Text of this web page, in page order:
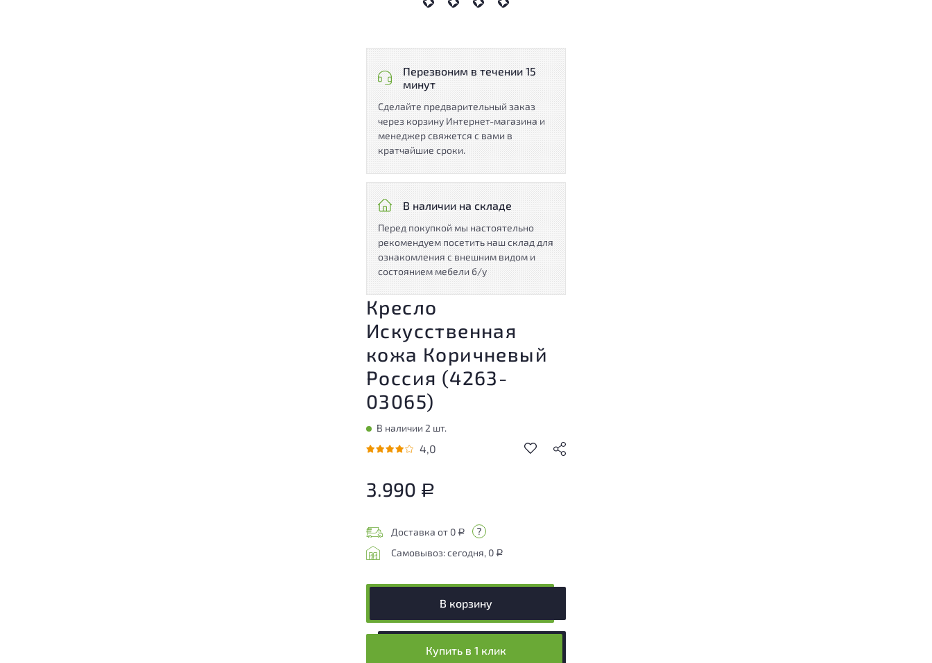
Перезвоним в течении 15
минут
Сделайте предварительный заказ
через корзину Интернет-магазина и
менеджер свяжется с вами в
кратчайшие сроки.
В наличии на складе
Перед покупкой мы настоятельно
рекомендуем посетить наш склад для
ознакомления с внешним видом и
состоянием мебели б/у
Кресло
Искусственная
кожа Коричневый
Россия (4263-
03065)
В наличии 2 шт.
4,0
3.990 Р
Доставка от 0 Р
Самовывоз: сегодня, 0 Р
В корзину
Купить в 1 клик